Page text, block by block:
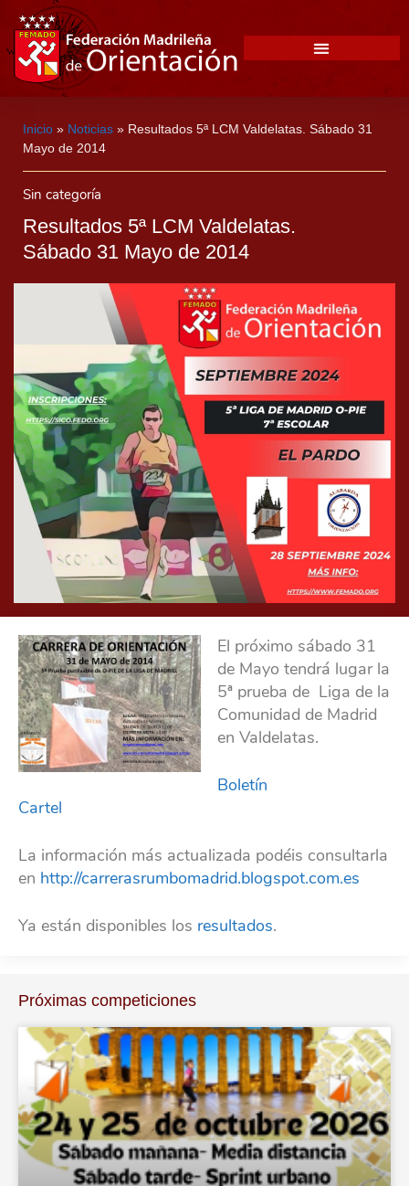
Inicio » Noticias » Resultados 5ª LCM Valdelatas. Sábado 31
Mayo de 2014
Sin categoría
Resultados 5ª LCM Valdelatas.
Sábado 31 Mayo de 2014
El próximo sábado 31
de Mayo tendrá lugar la
5ª prueba de Liga de la
Comunidad de Madrid
en Valdelatas.
Boletín
Cartel
La información más actualizada podéis consultarla
en http://carrerasrumbomadrid.blogspot.com.es
Ya están disponibles los resultados.
Próximas competiciones